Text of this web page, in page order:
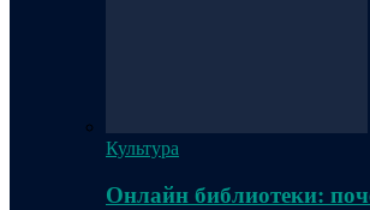
Культура
Онлайн библиотеки: